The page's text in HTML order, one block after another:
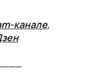
канале,